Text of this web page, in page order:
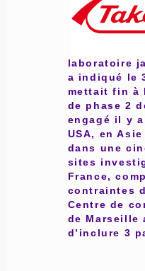
laboratoire
a indiqué le
mettait fin à
de phase 2
engagé il y
USA, en
dans une
sites
France,
contraintes
Centre de
de Marseille
d’inclure 3